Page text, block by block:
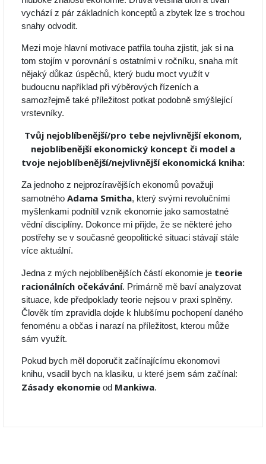
vychází z pár základních konceptů a zbytek lze s trochou
snahy odvodit.
Mezi moje hlavní motivace patřila touha zjistit, jak si na
tom stojím v porovnání s ostatními v ročníku, snaha mít
nějaký důkaz úspěchů, který budu moct využít v
budoucnu například při výběrových řízeních a
samozřejmě také příležitost potkat podobně smýšlející
vrstevníky.
Tvůj nejoblíbenější/pro tebe nejvlivnější ekonom,
nejoblíbenější ekonomický koncept či model a
tvoje nejoblíbenější/nejvlivnější ekonomická kniha:
Za jednoho z nejprozíravějších ekonomů považuji
samotného Adama Smitha, který svými revolučními
myšlenkami podnítil vznik ekonomie jako samostatné
vědní disciplíny. Dokonce mi přijde, že se některé jeho
postřehy se v současné geopolitické situaci stávají stále
více aktuální.
Jedna z mých nejoblíbenějších částí ekonomie je teorie
racionálních očekávání. Primárně mě baví analyzovat
situace, kde předpoklady teorie nejsou v praxi splněny.
Člověk tím zpravidla dojde k hlubšímu pochopení daného
fenoménu a občas i narazí na příležitost, kterou může
sám využít.
Pokud bych měl doporučit začínajícímu ekonomovi
knihu, vsadil bych na klasiku, u které jsem sám začínal:
Zásady ekonomie od Mankiwa.